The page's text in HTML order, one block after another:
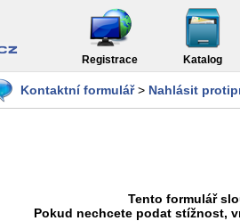
Registrace Katalog
Kontaktní formulář> Nahlásit
Tento formulář
Pokud nechcete podat stížnost,